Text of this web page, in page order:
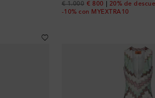
€ 1.000
original price
€ 800
discount price
20% de
-10% con MYEXTRA10